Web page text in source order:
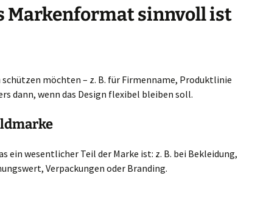
Markenformat sinnvoll ist
schützen möchten – z. B. für Firmenname, Produktlinie
dann, wenn das Design flexibel bleiben soll.
ein wesentlicher Teil der Marke ist: z. B. bei Bekleidung,
Verpackungen oder Branding.